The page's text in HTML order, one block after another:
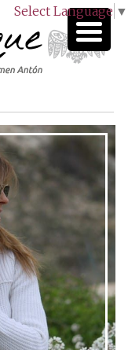
Select Language ▼